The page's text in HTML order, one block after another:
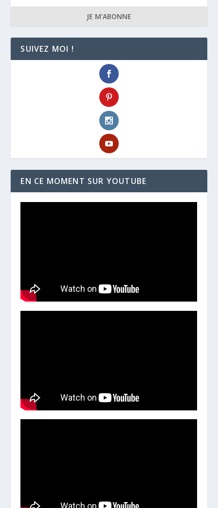
JE M'ABONNE
SUIVEZ MOI !
EN CE MOMENT SUR YOUTUBE